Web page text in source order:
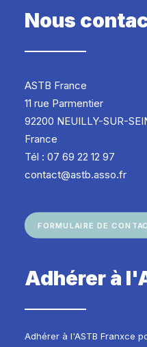
Nous
ASTB France
11 rue Parmentier
92200 NEUILLY-SUR-
France
Tél : 07 69 22 12 97
contact@astb.asso.fr
FORMULAIRE DE
Adhérer à
Adhérer à l'ASTB Franxce